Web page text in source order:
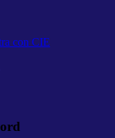
con CIE